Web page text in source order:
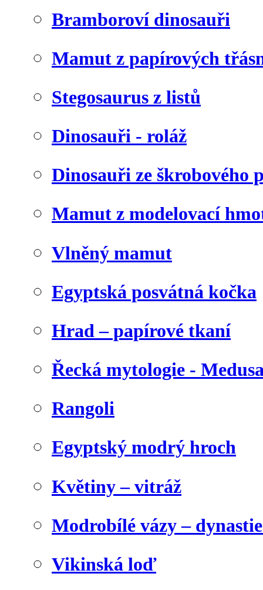
Bramboroví dinosauři
Mamut z papírových
Stegosaurus z listů
Dinosauři - roláž
Dinosauři ze škrobového
Mamut z modelovací
Vlněný mamut
Egyptská posvátná kočka
Hrad – papírové tkaní
Řecká mytologie -
Rangoli
Egyptský modrý hroch
Květiny – vitráž
Modrobílé vázy –
Vikinská loď